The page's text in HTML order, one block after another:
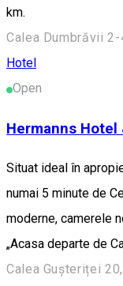
km.
Calea Dumbrăvii
Hotel
Open
Hermanns
Situat ideal în
numai 5 minute de
moderne, camerele
„Acasa departe de
Calea Gușteriței